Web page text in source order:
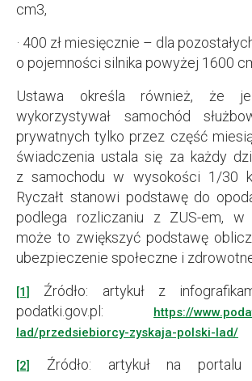
cm3,
· 400 zł miesięcznie – dla
o pojemności silnika powyżej 1600
Ustawa określa również, że
wykorzystywał samochód
prywatnych tylko przez część
świadczenia ustala się za każdy
z samochodu w wysokości 1/30
Ryczałt stanowi podstawę do
podlega rozliczaniu z ZUS-em, w
może to zwiększyć podstawę
ubezpieczenie społeczne i
[1]
Źródło: artykuł z
podatki.gov.pl:
https://
lad/przedsiebiorcy-zyskaja-polski-lad/
[2] Źródło: artykuł na portalu